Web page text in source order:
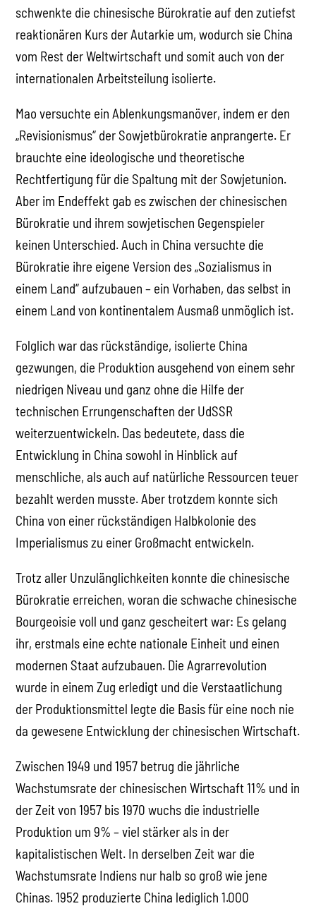
schwenkte die chinesische Bürokratie auf den zutiefst
reaktionären Kurs der Autarkie um, wodurch sie China
vom Rest der Weltwirtschaft und somit auch von der
internationalen Arbeitsteilung isolierte.
Mao versuchte ein Ablenkungsmanöver, indem er den
„Revisionismus“ der Sowjetbürokratie anprangerte. Er
brauchte eine ideologische und theoretische
Rechtfertigung für die Spaltung mit der Sowjetunion.
Aber im Endeffekt gab es zwischen der chinesischen
Bürokratie und ihrem sowjetischen Gegenspieler
keinen Unterschied. Auch in China versuchte die
Bürokratie ihre eigene Version des „Sozialismus in
einem Land“ aufzubauen – ein Vorhaben, das selbst in
einem Land von kontinentalem Ausmaß unmöglich ist.
Folglich war das rückständige, isolierte China
gezwungen, die Produktion ausgehend von einem sehr
niedrigen Niveau und ganz ohne die Hilfe der
technischen Errungenschaften der UdSSR
weiterzuentwickeln. Das bedeutete, dass die
Entwicklung in China sowohl in Hinblick auf
menschliche, als auch auf natürliche Ressourcen teuer
bezahlt werden musste. Aber trotzdem konnte sich
China von einer rückständigen Halbkolonie des
Imperialismus zu einer Großmacht entwickeln.
Trotz aller Unzulänglichkeiten konnte die chinesische
Bürokratie erreichen, woran die schwache chinesische
Bourgeoisie voll und ganz gescheitert war: Es gelang
ihr, erstmals eine echte nationale Einheit und einen
modernen Staat aufzubauen. Die Agrarrevolution
wurde in einem Zug erledigt und die Verstaatlichung
der Produktionsmittel legte die Basis für eine noch nie
da gewesene Entwicklung der chinesischen Wirtschaft.
Zwischen 1949 und 1957 betrug die jährliche
Wachstumsrate der chinesischen Wirtschaft 11% und in
der Zeit von 1957 bis 1970 wuchs die industrielle
Produktion um 9% – viel stärker als in der
kapitalistischen Welt. In derselben Zeit war die
Wachstumsrate Indiens nur halb so groß wie jene
Chinas. 1952 produzierte China lediglich 1.000